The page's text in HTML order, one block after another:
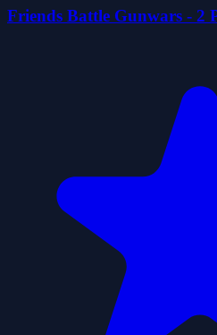
Friends Battle Gunwars - 2